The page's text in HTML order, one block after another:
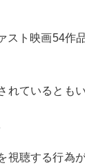
ト映画54作
ているともい
視聴する行為